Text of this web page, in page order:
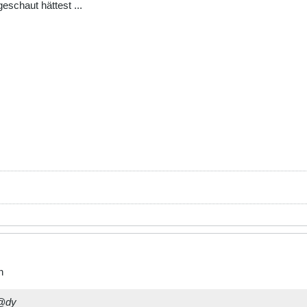
$i-strlen($filename)));
hättest ...